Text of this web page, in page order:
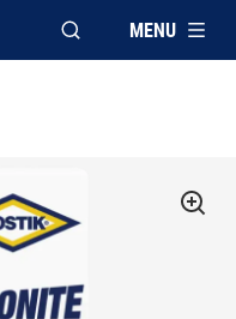
APRI FINESTRA
MENU